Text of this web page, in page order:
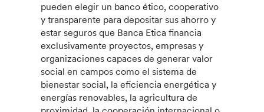
pueden elegir un banco ético, cooperativo
y transparente para depositar sus ahorro y
estar seguros que Banca Etica financia
exclusivamente proyectos, empresas y
organizaciones capaces de generar valor
social en campos como el sistema de
bienestar social, la eficiencia energética y
energías renovables, la agricultura de